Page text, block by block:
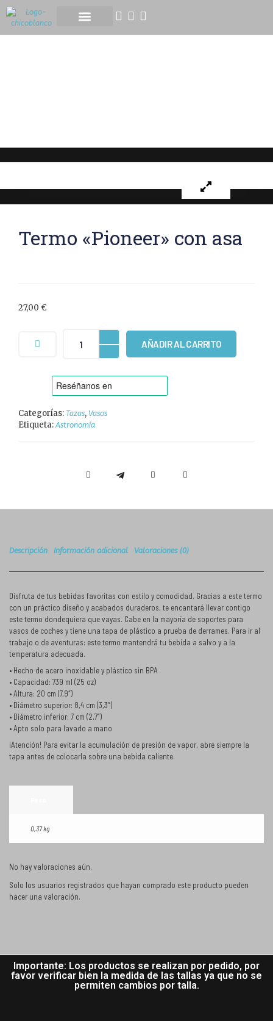
Termo «Pioneer» con asa
27,00 €
AÑADIR AL CARRITO
Categorías: Tazas, Vasos
Etiqueta: Astronomía
Descripción Información adicional Valoraciones (0)
Disfruta de tus bebidas favoritas con estilo y comodidad. Gracias a este termo
con un práctico diseño y acabados duraderos, te encantará llevar contigo
este termo dondequiera que vayas. Cabe en la mayoría de soportes para
vasos de coches y tiene una tapa de plástico a prueba de derrames. Para ir al
trabajo o de aventuras: este termo mantendrá tu bebida a salvo y a la
temperatura adecuada.
• Hecho de acero inoxidable y plástico sin BPA
• Capacidad: 739 ml (25 oz)
• Altura: 20 cm (7,9″)
• Diámetro superior: 8,4 cm (3,3″)
• Diámetro inferior: 7 cm (2,7″)
• Apto solo para lavado a mano
¡Atención! Para evitar la acumulación de presión de vapor, abre siempre la
tapa antes de colocarla sobre una bebida caliente.
0,37 kg
No hay valoraciones aún.
Solo los usuarios registrados que hayan comprado este producto pueden
hacer una valoración.
Importante: Los productos se realizan por pedido, por
favor verificar bien la medida de las tallas ya que no se
permiten cambios por talla.